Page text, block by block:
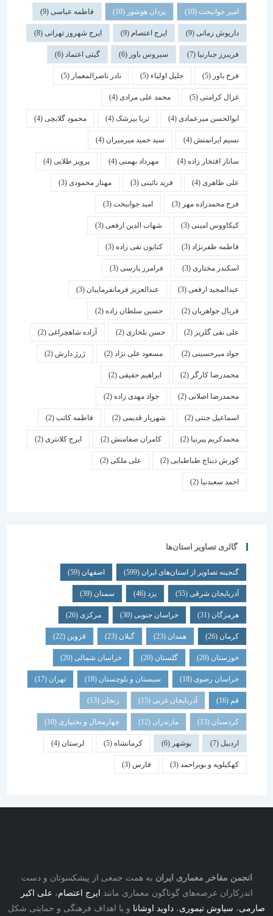
امیر جوانبخت(10) یزدان هوشور(10) فاطمه عباسی(9)
داریوش زمانی(9) ایرج اعتصام(9) ایرج شهروز تهرانی(8)
فریبرز جبارنیا(7) سیروس باور(6) گیتی اعتماد(6)
فرخ باور(5) جلیل اولیاء(5) نادر ناصرالمعمار (5)
غزال کرامتی(5) محمد علی مرادی(4)
ابوالحسن میرعمادی(4) ثریا بیرشک(4) محمود گلابچی(4)
نسیم ایرانمنش(4) سید حمید میرمیران(4)
ساناز افتخار زاده(4) مهرداد بهمنی (4) پرویز طلایی(4)
علی طاهری(4) فرید نائینی(3) مهناز محمودی(3)
فرخ محمدزاده مهر(3) امید جوانبخت(3)
کیکاووس امینی(3) شهاب الدین ارفعی(3)
فاطمه ظفرنژاد(3) کتایون تقی زاده(3)
اسكندر مختاری (3) فرامرز پارسی(3)
عبدالمجید ارفعی(3) عبدالعزیز فرمانفرماییان(3)
فریال جواهریان(2) حسین سلطان زاده(2)
علی نقی گلریز(2) حسن بلخاری(2) آزاده شاهچراغی(2)
جواد میرحسینی(2) مسعود علی نژاد(2) ژرژ دارش (2)
محمدرضا کارگر(2) ابراهیم حقیقی(2)
محمدرضا اصلانی(2) جواد مهدی زاده(2)
اسماعیل جنتی(2) شهریار قدیمی(2) فاطمه کاتب(2)
محمدکریم پیرنیا (2) کامران صفامنش(2) ایرج کلانتری (2)
کورش دیباج طباطبایی(2) علی ملکی(2)
احمد سعیدنیا (2)
گالری تصاویر استان‌ها
گنجینه تصاویر از استان‌های ایران(599) اصفهان (59)
آذربایجان شرقی(55) یزد سمنان (39)
هرمزگان(31) خراسان جنوبی(30) مرکزی (26)
همدان گیلان قزوین
خوزستان(20) گلستان (20) خراسان شمالی(20)
خراسان رضوی(18) سیستان و بلوچستان(18) تهران
آذربایجان غربی(15) زنجان
کردستان(13) مازندران(12) چهارمحال و بختیاری (10)
بوشهر کرمانشاه(5) لرستان (4)
کهکیلویه و بویراحمد(3) فارس
مفاخر معماری ایرانبه همت جمعی از پیشکسوتان و دست
عرصه‌های گوناگون معماری مانندایرج اعتصام،علی اکبر
،سیاوش تیموری،داوید اوشانا و با اهداف فرهنگی و حمایتی شکل